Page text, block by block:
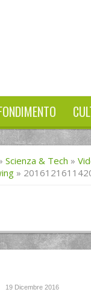
Scienza & Tech »
»
19 Dicembre 2016